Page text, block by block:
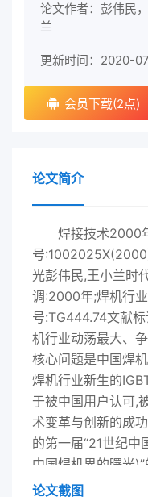
论文作者：彭伟民
兰
更新时间：2020-
会员下载(2点)
论文简介
焊接技术2000
号
光彭伟民,王小兰时
调:2000年;焊机行
号:TG444.74文献
机行业动荡最大、
核心问题是中国焊
焊机行业新生的
于被中国用户认可,
术变革与创新的成
的第一届“21世纪
中国焊机界的曙光
全行业发展的方向
论文截图